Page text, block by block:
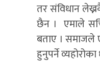
तर संविधान
छैन । एमाले
बताए । समाजले
हुनुपर्ने